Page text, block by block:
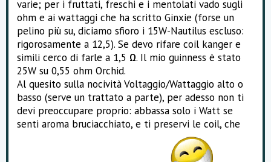
varie; per i fruttati, freschi e i mentolati vado sugli
ohm e ai wattaggi che ha scritto Ginxie (forse un
pelino più su, diciamo sfioro i 15W-Nautilus escluso:
rigorosamente a 12,5). Se devo rifare coil kanger e
simili cerco di farle a 1,5 Ω. Il mio guinness è stato
25W su 0,55 ohm Orchid.
Al quesito sulla nocività Voltaggio/Wattaggio alto o
basso (serve un trattato a parte), per adesso non ti
devi preoccupare proprio: abbassa solo i Watt se
senti aroma bruciacchiato, e ti preservi le coil, che